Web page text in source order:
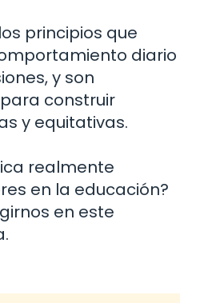
principios que
diario
y son
construir
y equitativas.
realmente
en la educación?
en este